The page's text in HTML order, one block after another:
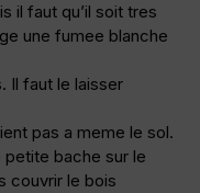
il faut qu’il soit tres
une fumee blanche
Il faut le laisser
pas a meme le sol.
bache sur le
couvrir le bois